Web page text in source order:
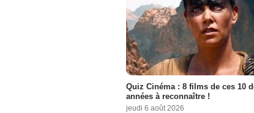
Quiz Cinéma : 8 films de ces 10
années à reconnaître !
jeudi 6 août 2026